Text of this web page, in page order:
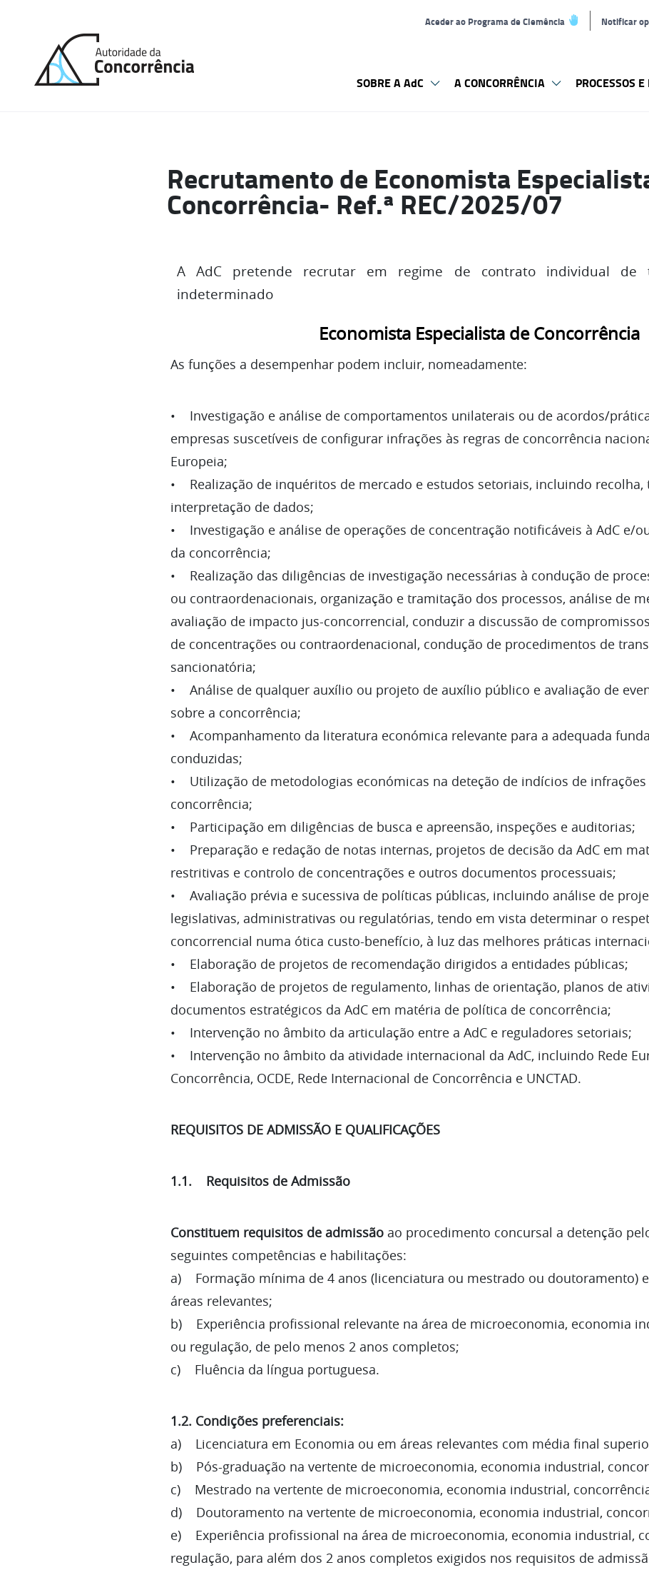
Aceder ao Programa de Clemência Notificar
home
SOBRE A AdC A CONCORRÊNCIA PROCESSOS
Recrutamento de Economista
Concorrência- Ref.ª REC/2025/07
A AdC pretende recrutar em regime de contrato individual de
indeterminado
Economista Especialista de Concorrência
As funções a desempenhar podem incluir, nomeadamente:
• Investigação e análise de comportamentos unilaterais ou de acordos/
empresas suscetíveis de configurar infrações às regras de concorrência
Europeia;
• Realização de inquéritos de mercado e estudos setoriais, incluindo recolha,
interpretação de dados;
• Investigação e análise de operações de concentração notificáveis à AdC e/
da concorrência;
• Realização das diligências de investigação necessárias à condução de
ou contraordenacionais, organização e tramitação dos processos, análise de
avaliação de impacto jus-concorrencial, conduzir a discussão de
de concentrações ou contraordenacional, condução de procedimentos de
sancionatória;
• Análise de qualquer auxílio ou projeto de auxílio público e avaliação de
sobre a concorrência;
• Acompanhamento da literatura económica relevante para a adequada
conduzidas;
• Utilização de metodologias económicas na deteção de indícios de infrações
concorrência;
• Participação em diligências de busca e apreensão, inspeções e auditorias;
• Preparação e redação de notas internas, projetos de decisão da AdC em
restritivas e controlo de concentrações e outros documentos processuais;
• Avaliação prévia e sucessiva de políticas públicas, incluindo análise de
legislativas, administrativas ou regulatórias, tendo em vista determinar o
concorrencial numa ótica custo-benefício, à luz das melhores práticas
• Elaboração de projetos de recomendação dirigidos a entidades públicas;
• Elaboração de projetos de regulamento, linhas de orientação, planos de
documentos estratégicos da AdC em matéria de política de concorrência;
• Intervenção no âmbito da articulação entre a AdC e reguladores setoriais;
• Intervenção no âmbito da atividade internacional da AdC, incluindo Rede
Concorrência, OCDE, Rede Internacional de Concorrência e UNCTAD.
REQUISITOS DE ADMISSÃO E QUALIFICAÇÕES
1.1. Requisitos de Admissão
Constituem requisitos de admissão ao procedimento concursal a detenção
seguintes competências e habilitações:
a) Formação mínima de 4 anos (licenciatura ou mestrado ou doutoramento)
áreas relevantes;
b) Experiência profissional relevante na área de microeconomia, economia
ou regulação, de pelo menos 2 anos completos;
c) Fluência da língua portuguesa.
1.2. Condições preferenciais:
a) Licenciatura em Economia ou em áreas relevantes com média final
b) Pós-graduação na vertente de microeconomia, economia industrial,
c) Mestrado na vertente de microeconomia, economia industrial,
d) Doutoramento na vertente de microeconomia, economia industrial,
e) Experiência profissional na área de microeconomia, economia industrial,
regulação, para além dos 2 anos completos exigidos nos requisitos de